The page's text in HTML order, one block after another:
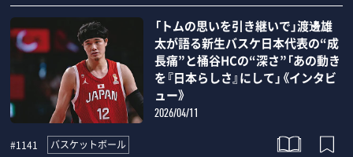
「トムの思いを引き継いで」渡邊雄
太が語る新生バスケ日本代表の“成
長痛”と桶谷HCの“深さ”「あの動き
を『日本らしさ』にして」《インタビ
ュー》
2026/04/11
#1141 バスケットボール